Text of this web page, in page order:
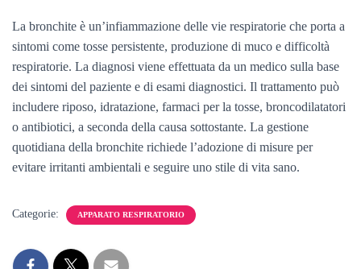
La bronchite è un’infiammazione delle vie respiratorie che porta a
sintomi come tosse persistente, produzione di muco e difficoltà
respiratorie. La diagnosi viene effettuata da un medico sulla base
dei sintomi del paziente e di esami diagnostici. Il trattamento può
includere riposo, idratazione, farmaci per la tosse, broncodilatatori
o antibiotici, a seconda della causa sottostante. La gestione
quotidiana della bronchite richiede l’adozione di misure per
evitare irritanti ambientali e seguire uno stile di vita sano.
Categorie: APPARATO RESPIRATORIO